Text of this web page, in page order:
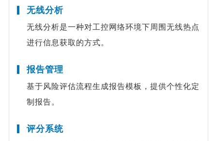
无线分析
无线分析是一种对工控网络环境下周围无线热点
进行信息获取的方式。
报告管理
基于风险评估流程生成报告模板，提供个性化定
制报告。
评分系统